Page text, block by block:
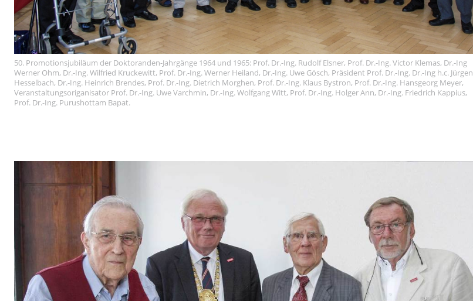
50. Promotionsjubiläum der Doktoranden-Jahrgänge 1964 und 1965: Prof. Dr.-Ing. Rudolf Elsner, Prof. Dr.-Ing. Victor Klemas, Dr.-Ing
Werner Ohm, Dr.-Ing. Wilfried Kruckewitt, Prof. Dr.-Ing. Werner Heiland, Dr.-Ing. Uwe Gösch, Präsident Prof. Dr.-Ing. Dr.-Ing h.c. Jürgen
Hesselbach, Dr.-Ing. Heinrich Brendes, Prof. Dr.-Ing. Dietrich Morghen, Prof. Dr.-Ing. Klaus Bystron, Prof. Dr.-Ing. Hansgeorg Meyer,
Veranstaltungsoriganisator Prof. Dr.-Ing. Uwe Varchmin, Dr.-Ing. Wolfgang Witt, Prof. Dr.-Ing. Holger Ann, Dr.-Ing. Friedrich Kappius,
Prof. Dr.-Ing. Purushottam Bapat.